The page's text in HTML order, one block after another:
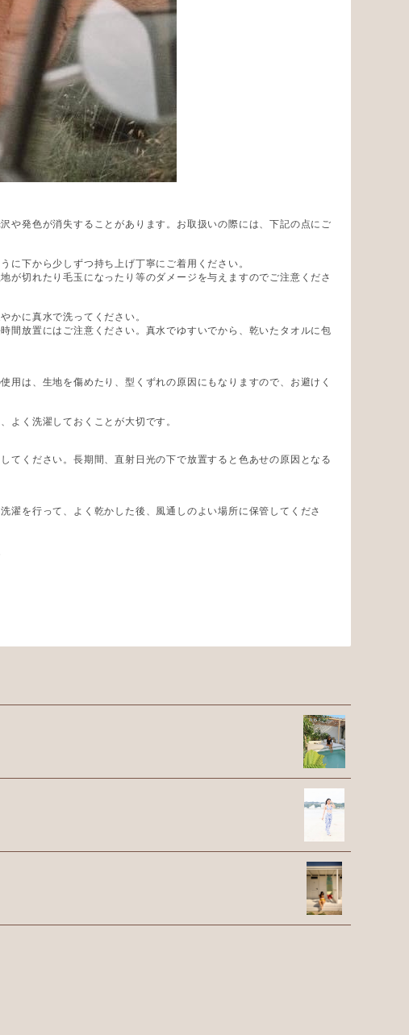
や発色が消失することがあります。お取扱いの際には、下記の点にご
に下から少しずつ持ち上げ丁寧にご着用ください。
が切れたり毛玉になったり等のダメージを与えますのでご注意くださ
かに真水で洗ってください。
間放置にはご注意ください。真水でゆすいでから、乾いたタオルに包
は、生地を傷めたり、型くずれの原因にもなりますので、お避けく
よく洗濯しておくことが大切です。
てください。長期間、直射日光の下で放置すると色あせの原因となる
濯を行って、よく乾かした後、風通しのよい場所に保管してくださ